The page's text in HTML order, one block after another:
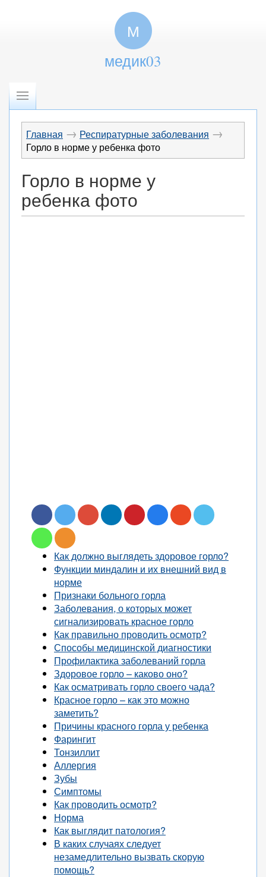
М
медик03
Главная → Респиратурные заболевания →
Горло в норме у ребенка фото
Горло в норме у
ребенка фото
Как должно выглядеть здоровое горло?
Функции миндалин и их внешний вид в
норме
Признаки больного горла
Заболевания, о которых может
сигнализировать красное горло
Как правильно проводить осмотр?
Способы медицинской диагностики
Профилактика заболеваний горла
Здоровое горло – каково оно?
Как осматривать горло своего чада?
Красное горло – как это можно
заметить?
Причины красного горла у ребенка
Фарингит
Тонзиллит
Аллергия
Зубы
Симптомы
Как проводить осмотр?
Норма
Как выглядит патология?
В каких случаях следует
незамедлительно вызвать скорую
помощь?